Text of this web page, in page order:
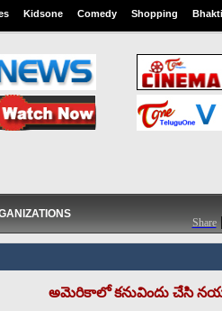
Kidsone Comedy Shopping Bhakti
Share |
అమెరికాలో కనువిందు చేసి